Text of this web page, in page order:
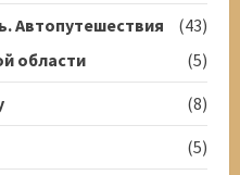
Автопутешествия
(43)
области
(5)
(8)
(5)